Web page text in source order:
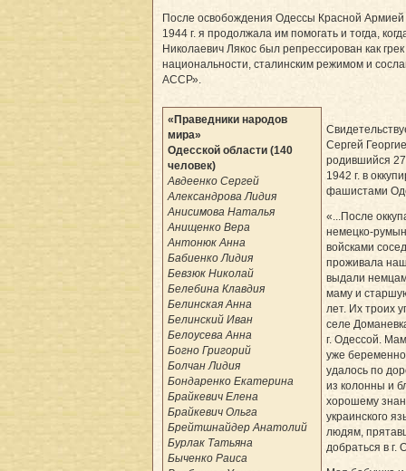
После освобождения Одес­сы Красной
1944 г. я продолжала им помогать и тогда,
Николаевич Лякос был репрессирован как
национальности, сталинским режимом и
АССР».
«Праведники народов
мира»
Одесской области (140
человек)
Авдеенко Сергей
Александрова Лидия
Анисимова Наталья
Анищенко Вера
Антонюк Анна
Бабиенко Лидия
Бевзюк Николай
Белебина Клавдия
Белинская Анна
Белинский Иван
Белоусева Анна
Богно Григорий
Болчан Лидия
Бондаренко Екатерина
Брайкевич Елена
Брайкевич Ольга
Брейтшнайдер Анатолий
Бурлак Татьяна
Быченко Раиса
Сергей
родившийся
1942 г. в
фашистами
«...После
немецко-
войсками
проживала
выдали
маму и
лет. Их троих
селе
г. Одессой.
уже
удалось по
из колонны и
хорошему
украинского
людям,
добраться в г.